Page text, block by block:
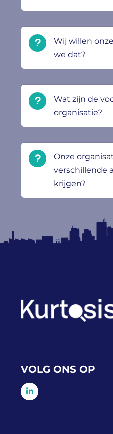
Wij willen
we dat?
Wat zijn de
organisatie?
Onze
verschillende
krijgen?
VOLG ONS OP